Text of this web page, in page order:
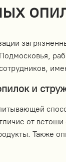
и
от
Также